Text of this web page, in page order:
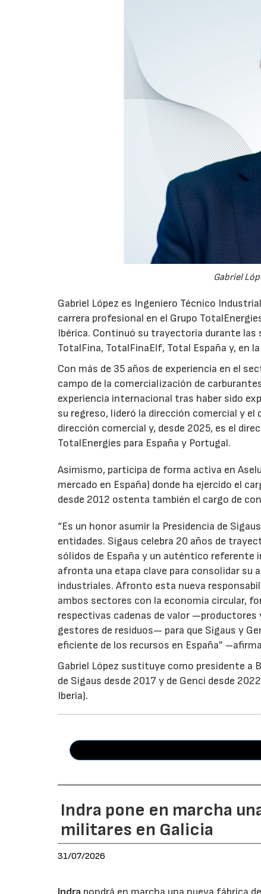
Gabriel
Gabriel López es Ingeniero Técnico
carrera profesional en el Grupo
Ibérica. Continuó su trayectoria durante las
TotalFina, TotalFinaElf, Total España y, en
Con más de 35 años de experiencia en el
campo de la comercialización de
experiencia internacional tras haber sido
su regreso, lideró la dirección comercial y
dirección comercial y, desde 2025, es el
TotalEnergies para España y Portugal.
Asimismo, participa de forma activa en
mercado en España) donde ha ejercido el
desde 2012 ostenta también el cargo de
“Es un honor asumir la Presidencia de
entidades. Sigaus celebra 20 años de
sólidos de España y un auténtico referente
afronta una etapa clave para consolidar su
industriales. Afronto esta nueva
ambos sectores con la economía circular,
respectivas cadenas de valor
gestores de residuos— para que Sigaus y
eficiente de los recursos en España”
Gabriel López sustituye como presidente a
de Sigaus desde 2017 y de Genci desde
Iberia).
Indra pone en marcha
militares en Galicia
31/07/2026